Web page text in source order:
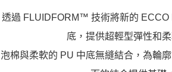
透過 FLUIDFORM™ 技術將新的 ECCO
底，提供超輕型彈性和柔
泡棉與柔軟的 PU 中底無縫結合，為輪